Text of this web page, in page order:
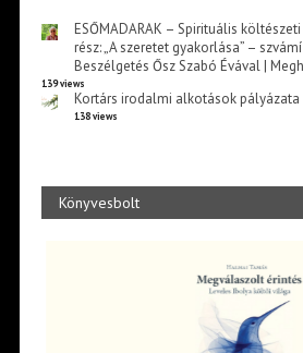
ESŐMADARAK – Spirituális
rész: „A szeretet gyakorlása” –
Beszélgetés Ősz Szabó Évával |
139 views
Kortárs irodalmi alkotások pályázata
138 views
Könyvesbolt